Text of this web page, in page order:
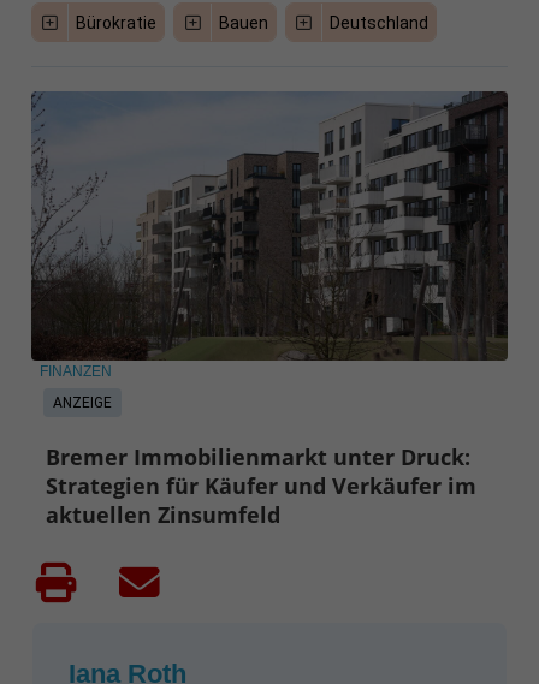
Bürokratie Bauen Deutschland
ANZEIGE
FINANZEN
Bremer Immobilienmarkt unter Druck:
Strategien für Käufer und Verkäufer im
aktuellen Zinsumfeld
Iana Roth